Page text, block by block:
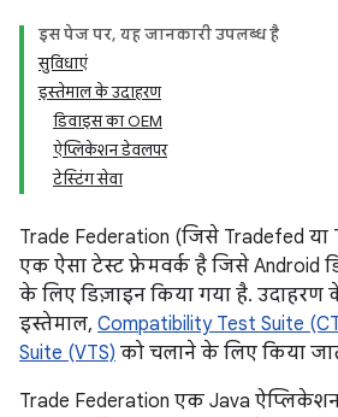
इस पेज पर, यह जानकारी उपलब्ध है
सुविधाएं
इस्तेमाल के उदाहरण
डिवाइस का OEM
ऐप्लिकेशन डेवलपर
टेस्टिंग सेवा
Trade Federation (जिसे Tradefed या
एक ऐसा टेस्ट फ़्रेमवर्क है जिसे Android
के लिए डिज़ाइन किया गया है. उदाहरण
इस्तेमाल, Compatibility Test Suite
Suite (VTS) को चलाने के लिए किया
Trade Federation एक Java